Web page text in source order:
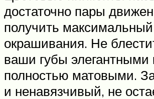
достаточно пары
получить
окрашивания. Не
ваши губы элегантными
полностью матовыми.
и ненавязчивый, не